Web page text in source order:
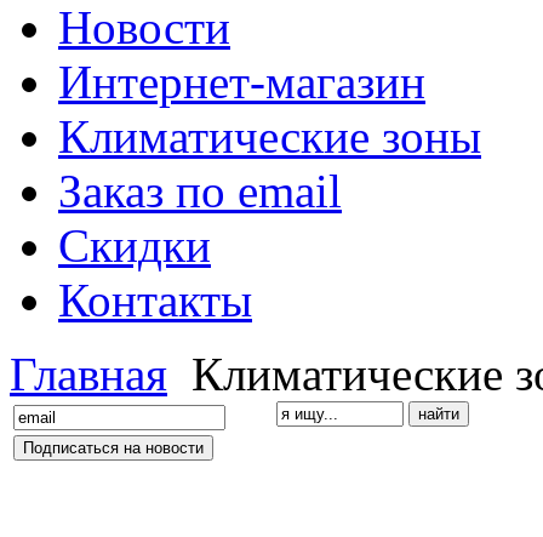
Новости
Интернет-магазин
Климатические зоны
Заказ по email
Скидки
Контакты
Главная Климатические